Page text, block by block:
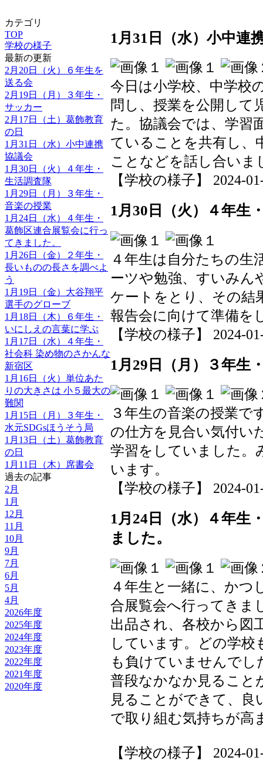
カテゴリ
TOP
学校の様子
最新の更新
2月20日（火）６年生を
送る会
2月19日（月）３年生・
サッカー
2月17日（土）葛飾教育
の日
1月31日（水）小中連携
協議会
1月30日（火）４年生・
生活調査隊
1月29日（月）３年生・
音楽の授業
1月24日（水）４年生・
葛飾区連合展覧会に行っ
てきました。
1月26日（金）２年生・
長いものの長さを調べよ
う
1月19日（金）大谷翔平
選手のグローブ
1月18日（木）６年生・
いにしえの言葉に学ぶ
1月17日（水）４年生・
社会科 染め物のさかんな
新宿区
1月16日（火）単位あた
りの大きさは 小５最大の
難関
1月15日（月）３年生・
水元SDGsほうそう局
1月13日（土）葛飾教育
の日
1月11日（木）席書会
過去の記事
2月
1月
12月
11月
10月
9月
7月
6月
5月
4月
2026年度
2025年度
2024年度
2023年度
2022年度
2021年度
2020年度
1月31日（水）小中連
今日は小学校、中学校
問し、授業を公開して
た。協議会では、学習
ていることを共有し、
ことなどを話し合いま
【学校の様子】 2024-
1月30日（火）４年生
４年生は自分たちの生
ーツや勉強、すいみん
ケートをとり、その結
報告会に向けて準備を
【学校の様子】 2024-
1月29日（月）３年生
３年生の音楽の授業で
の仕方を見合い気付い
学習をしていました。
います。
【学校の様子】 2024-
1月24日（水）４年生
ました。
４年生と一緒に、かつ
合展覧会へ行ってきま
出品され、各校から図
しています。どの学校
も負けていませんでし
普段なかなか見ること
見ることができて、良
で取り組む気持ちが高
【学校の様子】 2024-